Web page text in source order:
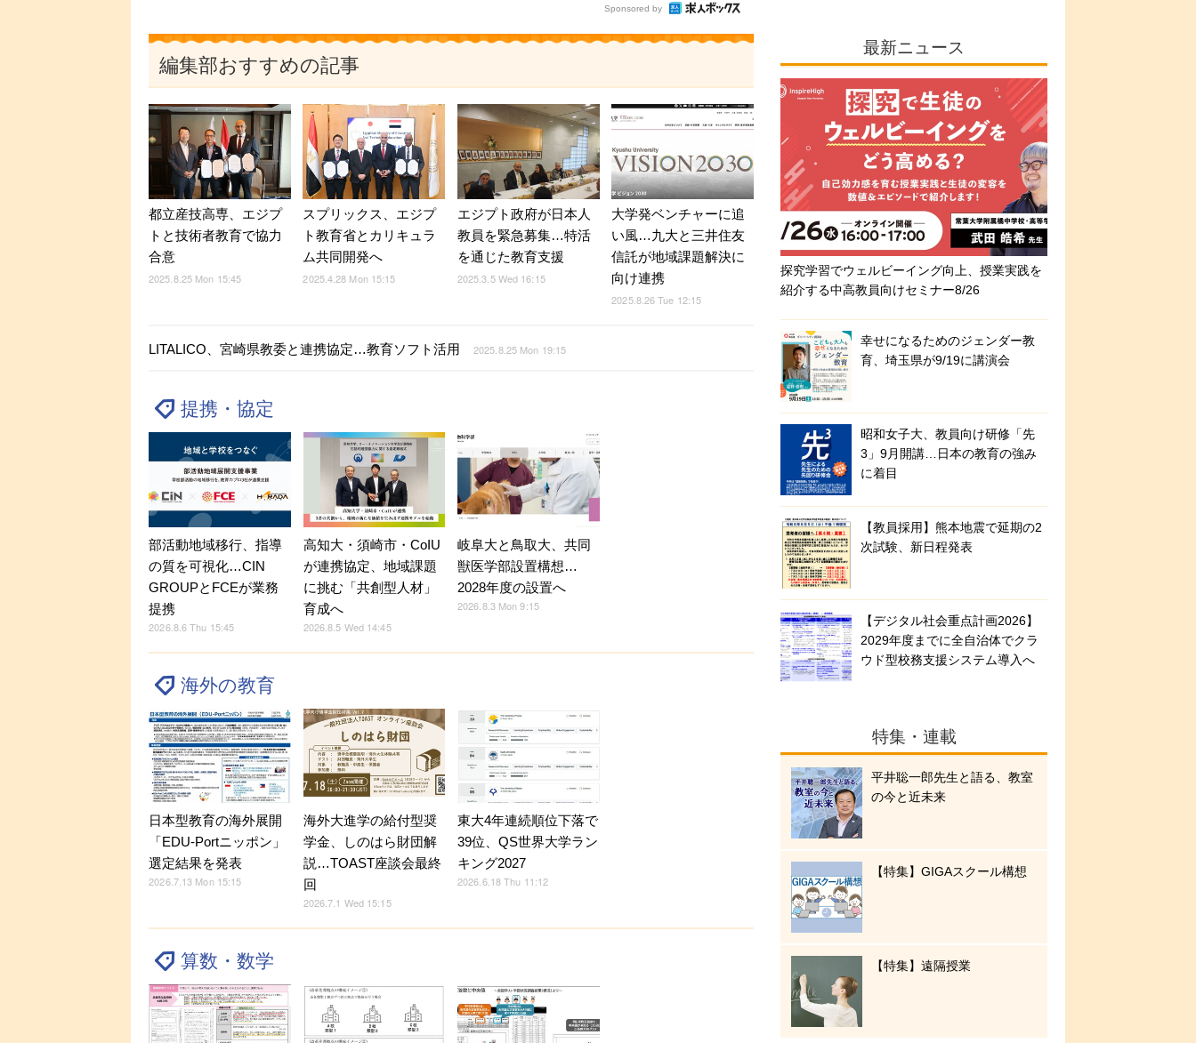
Sponsored by
編集部おすすめの記事
都立産技高専、エジプ
トと技術者教育で協力
合意
2025.8.25 Mon 15:45
スプリックス、エジプ
ト教育省とカリキュラ
ム共同開発へ
2025.4.28 Mon 15:15
エジプト政府が日本人
教員を緊急募集…特活
を通じた教育支援
2025.3.5 Wed 16:15
大学発ベンチャーに追
い風…九大と三井住友
信託が地域課題解決に
向け連携
2025.8.26 Tue 12:15
LITALICO、宮崎県教委と連携協定…教育ソフト活用 2025.8.25 Mon 19:15
提携・協定
部活動地域移行、指導
の質を可視化…CIN
GROUPとFCEが業務
提携
2026.8.6 Thu 15:45
高知大・須崎市・CoIU
が連携協定、地域課題
に挑む「共創型人材」
育成へ
2026.8.5 Wed 14:45
岐阜大と鳥取大、共同
獣医学部設置構想…
2028年度の設置へ
2026.8.3 Mon 9:15
海外の教育
日本型教育の海外展開
「EDU-Portニッポン」
選定結果を発表
2026.7.13 Mon 15:15
海外大進学の給付型奨
学金、しのはら財団解
説…TOAST座談会最終
回
2026.7.1 Wed 15:15
東大4年連続順位下落で
39位、QS世界大学ラン
キング2027
2026.6.18 Thu 11:12
算数・数学
最新ニュース
探究学習でウェルビーイング向上、授業実践を
紹介する中高教員向けセミナー8/26
幸せになるためのジェンダー教
育、埼玉県が9/19に講演会
昭和女子大、教員向け研修「先
3」9月開講…日本の教育の強み
に着目
【教員採用】熊本地震で延期の2
次試験、新日程発表
【デジタル社会重点計画2026】
2029年度までに全自治体でクラ
ウド型校務支援システム導入へ
特集・連載
平井聡一郎先生と語る、教室
の今と近未来
【特集】GIGAスクール構想
【特集】遠隔授業